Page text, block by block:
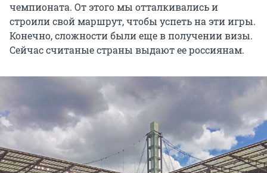
чемпионата. От этого мы отталкивались и
строили свой маршрут, чтобы успеть на эти игры.
Конечно, сложности были еще в получении визы.
Сейчас считаные страны выдают ее россиянам.